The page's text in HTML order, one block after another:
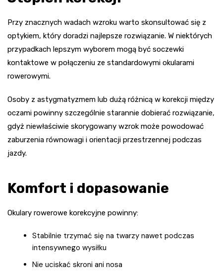
Przy znacznych wadach wzroku warto skonsultować się z
optykiem, który doradzi najlepsze rozwiązanie. W niektórych
przypadkach lepszym wyborem mogą być soczewki
kontaktowe w połączeniu ze standardowymi okularami
rowerowymi.
Osoby z astygmatyzmem lub dużą różnicą w korekcji między
oczami powinny szczególnie starannie dobierać rozwiązanie,
gdyż niewłaściwie skorygowany wzrok może powodować
zaburzenia równowagi i orientacji przestrzennej podczas
jazdy.
Komfort i dopasowanie
Okulary rowerowe korekcyjne powinny:
Stabilnie trzymać się na twarzy nawet podczas
intensywnego wysiłku
Nie uciskać skroni ani nosa